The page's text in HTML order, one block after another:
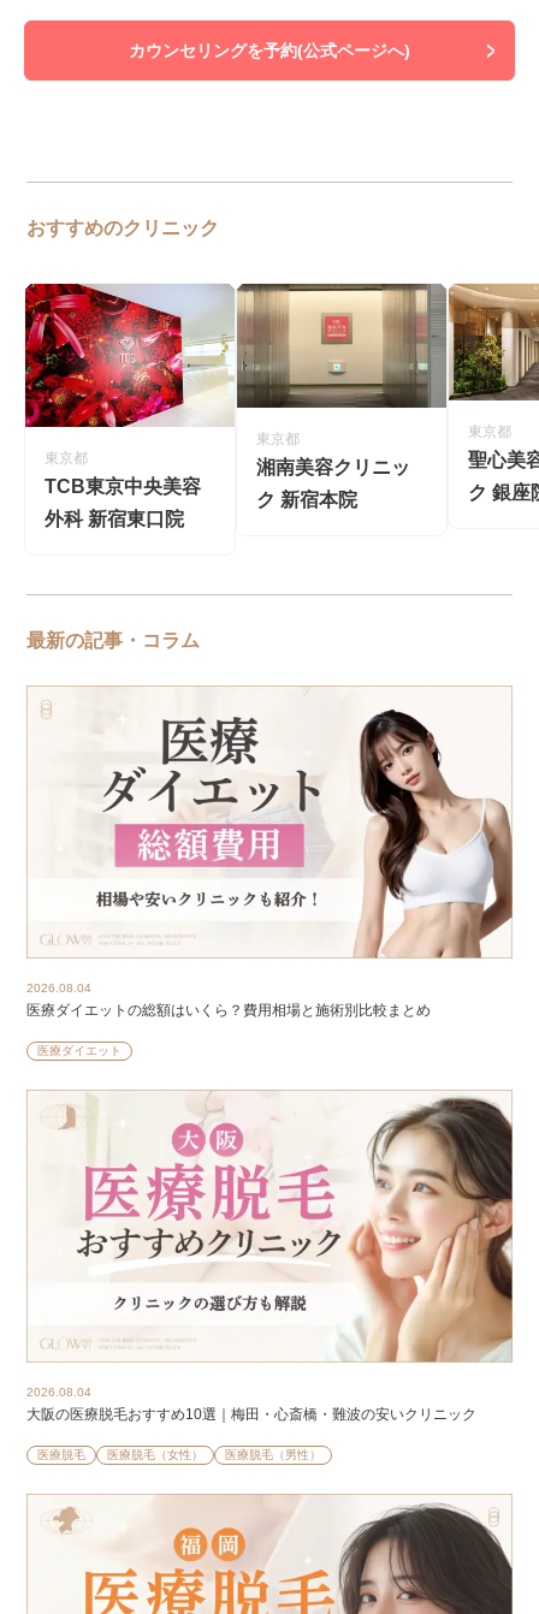
カウンセリングを予約(公式ページへ)
おすすめのクリニック
東京都
TCB東京中央美容
外科 新宿東口院
東京都
湘南美容クリニッ
ク 新宿本院
東京都
聖心美
ク 銀座
最新の記事・コラム
2026.08.04
医療ダイエットの総額はいくら？費用相場と施術別比較まとめ
医療ダイエット
2026.08.04
大阪の医療脱毛おすすめ10選｜梅田・心斎橋・難波の安いクリニック
医療脱毛 医療脱毛（女性） 医療脱毛（男性）